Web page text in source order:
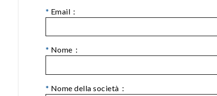
* Email：
* Nome：
* Nome della società：